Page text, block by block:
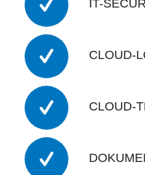
IT-
CLOUD-
CLOUD-